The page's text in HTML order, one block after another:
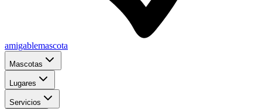
amigablemascota
Mascotas
Lugares
Servicios